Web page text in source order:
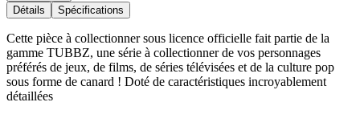
Détails Spécifications
Cette pièce à collectionner sous licence officielle fait partie de la
gamme TUBBZ, une série à collectionner de vos personnages
préférés de jeux, de films, de séries télévisées et de la culture pop
sous forme de canard ! Doté de caractéristiques incroyablement
détaillées